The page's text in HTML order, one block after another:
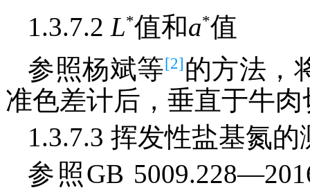
1.3.7.2 L*值和a*值
参照杨斌等[2]的方法，
准色差计后，垂直于牛
1.3.7.3 挥发性盐基氮的
参照GB